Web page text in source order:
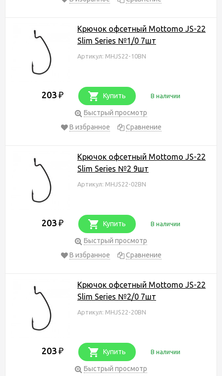
Крючок офсетный Mottomo JS-22
Slim Series №1/0 7шт
Артикул: MHJS22-10BN
203 ₽ Купить В наличии
Быстрый просмотр
В избранное
Сравнение
Крючок офсетный Mottomo JS-22
Slim Series №2 9шт
Артикул: MHJS22-02BN
203 ₽ Купить В наличии
Быстрый просмотр
В избранное
Сравнение
Крючок офсетный Mottomo JS-22
Slim Series №2/0 7шт
Артикул: MHJS22-20BN
203 ₽ Купить В наличии
Быстрый просмотр